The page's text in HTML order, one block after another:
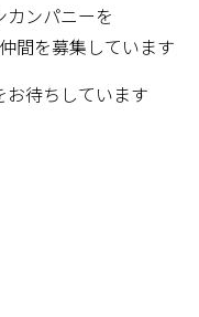
カンパニーを
間を募集しています
お待ちしています